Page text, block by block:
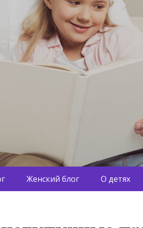
Женский блог О детях